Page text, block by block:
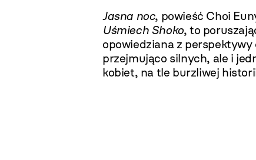
Jasna noc, powieść Choi
Uśmiech Shoko, to
opowiedziana z
przejmująco silnych, ale i
kobiet, na tle burzliwej